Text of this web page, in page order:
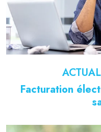
Facturation